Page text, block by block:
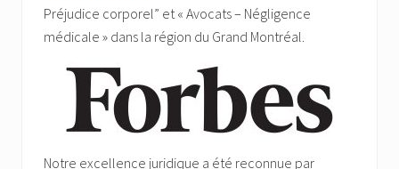
Préjudice corporel” et « Avocats – Négligence
médicale » dans la région du Grand Montréal.
Notre excellence juridique a été reconnue par